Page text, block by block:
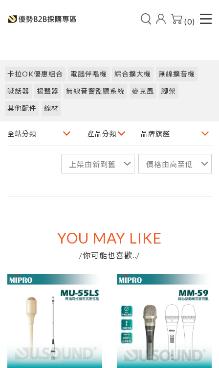
(0)
卡拉OK優惠組合 電腦伴唱機 綜合擴大機 無線擴音機
喊話器 揚聲器 無線音響監聽系統 麥克風 腳架
其他配件 線材
YOU MAY LIKE
/你可能也喜歡../